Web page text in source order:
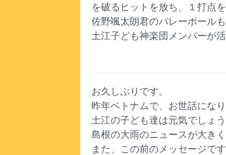
を破るヒットを放ち、１打点
佐野颯太朗君のバレーボール
土江子ども神楽団メンバーが
お久しぶりです。
昨年ベトナムで、お世話になり
土江の子ども達は元気でしょう
島根の大雨のニュースが大き
また、この前のメッセージで